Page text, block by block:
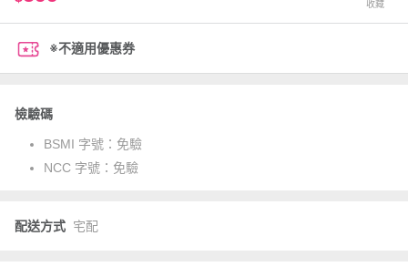
收藏
※不適用優惠券
檢驗碼
BSMI 字號： 免驗
NCC 字號： 免驗
配送方式 宅配